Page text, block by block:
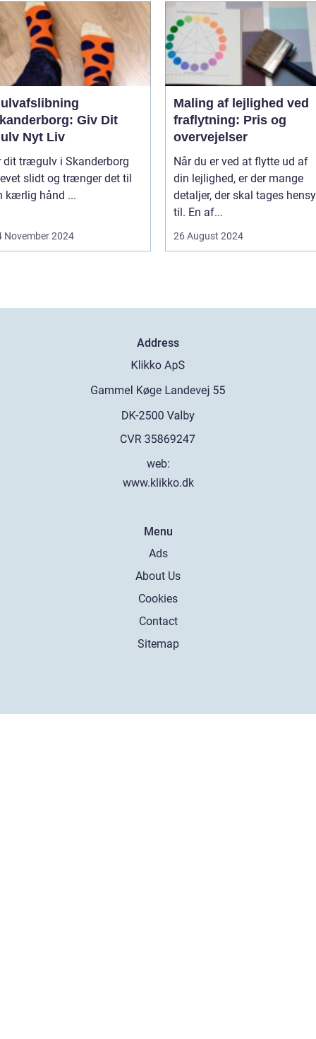
Giv Dit
Nyt Liv
dit trægulv i Skanderborg
slidt og trænger det til
kærlig hånd ...
November 2024
Maling af lejlighed ved
fraflytning: Pris og
overvejelser
Når du er ved at flytte ud af
din lejlighed, er der mange
detaljer, der skal tages
til. En af...
26 August 2024
Address
web:
www.klikko.dk
Menu
Ads
About Us
Cookies
Contact
Sitemap